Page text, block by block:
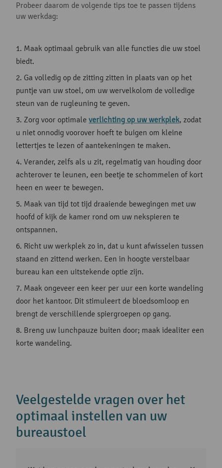
Probeer daarom de volgende tips toe te passen tijdens
uw werkdag:
Maak optimaal gebruik van alle functies die uw stoel
biedt.
Ga volledig op de zitting zitten in plaats van op het
puntje van uw stoel, om uw wervelkolom de volledige
steun van de rugleuning te geven.
Zorg voor optimale verlichting op uw werkplek, zodat
u niet onnodig voorover hoeft te buigen om kleine
lettertjes te lezen of aantekeningen te maken.
Verander, zelfs als u zit, regelmatig van houding door
achterover te leunen, een beetje te schommelen of kort
heen en weer te bewegen.
Maak van tijd tot tijd draaiende bewegingen met uw
hoofd of kijk de kamer rond om uw nekspieren te
ontspannen.
Richt uw werkplek zo in, dat u kunt afwisselen tussen
staand en zittend werken. Een in hoogte verstelbaar
bureau kan een uitstekende optie zijn.
Maak ongeveer een keer per uur een korte wandeling
door het kantoor. Dit stimuleert de bloedsomloop en
brengt de verschillende spiergroepen op gang.
Breng uw lunchpauze buiten door; maak idealiter een
korte wandeling.
Veelgestelde vragen over het
optimaal instellen van uw
bureaustoel